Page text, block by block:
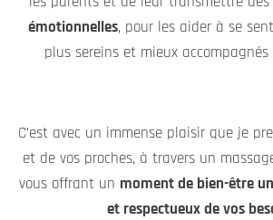
émotionnelles, pour les aider à se
plus sereins et mieux
C’est avec un immense plaisir que je
et de vos proches, à travers un
vous offrant un moment de bien-être
et respectueux de vos